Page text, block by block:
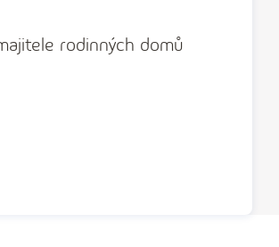
rodinných domů